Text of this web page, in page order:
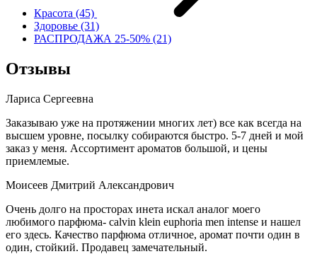
Красота (45)
Здоровье (31)
РАСПРОДАЖА 25-50% (21)
Отзывы
Лариса Сергеевна
Заказываю уже на протяжении многих лет) все как всегда на
высшем уровне, посылку собираются быстро. 5-7 дней и мой
заказ у меня. Ассортимент ароматов большой, и цены
приемлемые.
Моисеев Дмитрий Александрович
Очень долго на просторах инета искал аналог моего
любимого парфюма- calvin klein euphoria men intense и нашел
его здесь. Качество парфюма отличное, аромат почти один в
один, стойкий. Продавец замечательный.